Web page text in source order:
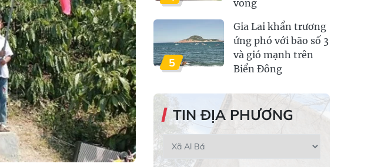
vong
5
Gia Lai khẩn trương
ứng phó với bão số 3
và gió mạnh trên
Biển Đông
TIN ĐỊA PHƯƠNG